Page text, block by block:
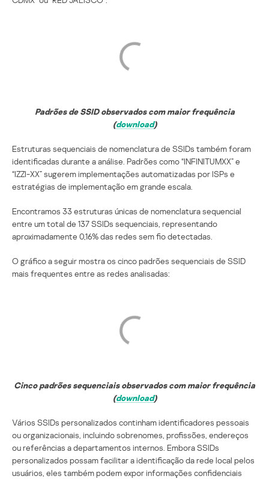
Padrões de SSID observados com maior frequência
(download)
Estruturas sequenciais de nomenclatura de SSIDs também foram
identificadas durante a análise. Padrões como “INFINITUMXX” e
“IZZI-XX” sugerem implementações automatizadas por ISPs e
estratégias de implementação em grande escala.
Encontramos 33 estruturas únicas de nomenclatura sequencial
entre um total de 137 SSIDs sequenciais, representando
aproximadamente 0,16% das redes sem fio detectadas.
O gráfico a seguir mostra os cinco padrões sequenciais de SSID
mais frequentes entre as redes analisadas:
Cinco padrões sequenciais observados com maior frequência
(download)
Vários SSIDs personalizados continham identificadores pessoais
ou organizacionais, incluindo sobrenomes, profissões, endereços
ou referências a departamentos internos. Embora SSIDs
personalizados possam facilitar a identificação da rede local pelos
usuários, eles também podem expor informações confidenciais